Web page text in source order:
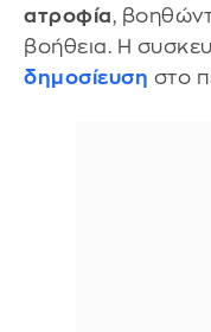
ατροφία,
βοήθεια. Η
δημοσίευση στο